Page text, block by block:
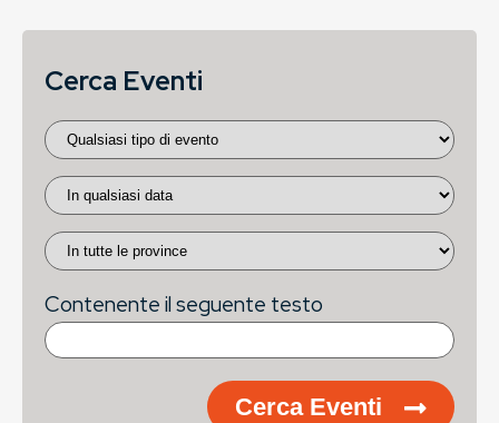
Cerca Eventi
Contenente il seguente testo
Cerca Eventi